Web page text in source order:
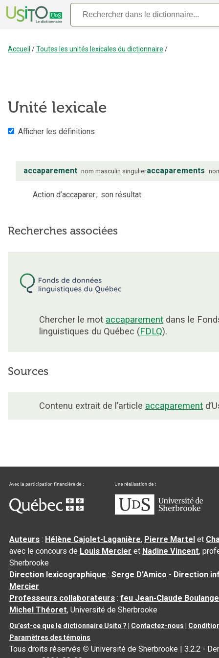
Accueil /Toutes les unités lexicales du dictionnaire /
Unité lexicale
Afficher les définitions
accaparement nom masculin singulieraccaparements
Action d’accaparer; son résultat.
Recherches associées
Chercher le mot accaparement dans le
linguistiques du Québec (FDLQ).
Sources
Contenu extrait de l’article accaparement
Auteurs : Hélène Cajolet-Laganière, Pierre Martel et
avec le concours de Louis Mercier et Nadine Vincent,
Sherbrooke
Direction lexicographique :Serge D’Amico - Direction
Mercier
Professeurs collaborateurs :feu Jean-Claude
Michel Théoret, Université de Sherbrooke
Qu’est-ce que le dictionnaire Usito ? Contactez-nous
Paramètres des témoins
Tous droits réservés © Université de Sherbrooke |3.2.2 -